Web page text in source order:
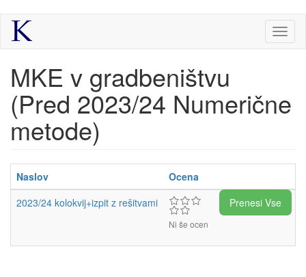
Skip
main
MKE v gradbeništvu
(Pred 2023/24 Numerične
metode)
Naslov
Ocena
2023/24 kolokvij+izpit z rešitvami
Ni še ocen
Prenesi Vse